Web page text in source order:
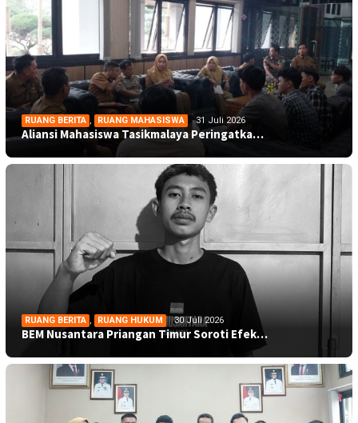
RUANG BERITA , RUANG MAHASISWA 31 Juli 2026
Aliansi Mahasiswa Tasikmalaya Peringatka…
RUANG BERITA , RUANG HUKUM 30 Juli 2026
BEM Nusantara Priangan Timur Soroti Efek…